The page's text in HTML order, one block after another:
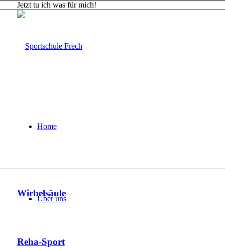
Jetzt tu ich was für mich!
Home
Über uns
Wirbelsäule
Reha-Sport